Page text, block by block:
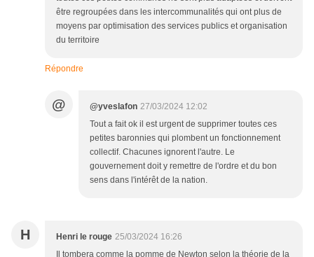
être regroupées dans les intercommunalités qui ont plus de
moyens par optimisation des services publics et organisation
du territoire
Répondre
@ @yveslafon 27/03/2024 12:02
Tout a fait ok il est urgent de supprimer toutes ces
petites baronnies qui plombent un fonctionnement
collectif. Chacunes ignorent l'autre. Le
gouvernement doit y remettre de l'ordre et du bon
sens dans l'intérêt de la nation.
H Henri le rouge 25/03/2024 16:26
Il tombera comme la pomme de Newton selon la théorie de la